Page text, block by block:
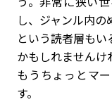
し、ジャンル内
という読者層も
かもしれません
もうちょっとマ
す。